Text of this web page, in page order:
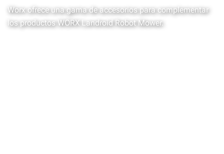
Worx ofrece una gama de accesorios para complementar
los productos WORX Landroid Robot Mower.